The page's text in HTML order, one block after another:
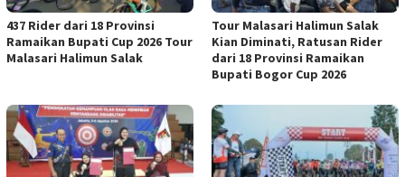
437 Rider dari 18 Provinsi
Ramaikan Bupati Cup 2026 Tour
Malasari Halimun Salak
Tour Malasari Halimun Salak
Kian Diminati, Ratusan Rider
dari 18 Provinsi Ramaikan
Bupati Bogor Cup 2026